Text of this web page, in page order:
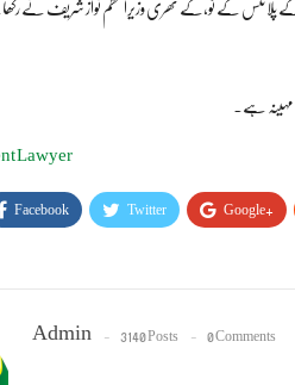
مہینہ ہے۔
Lawyer
Facebook Twitter Google+
Admin 3140 Posts 0 Comments